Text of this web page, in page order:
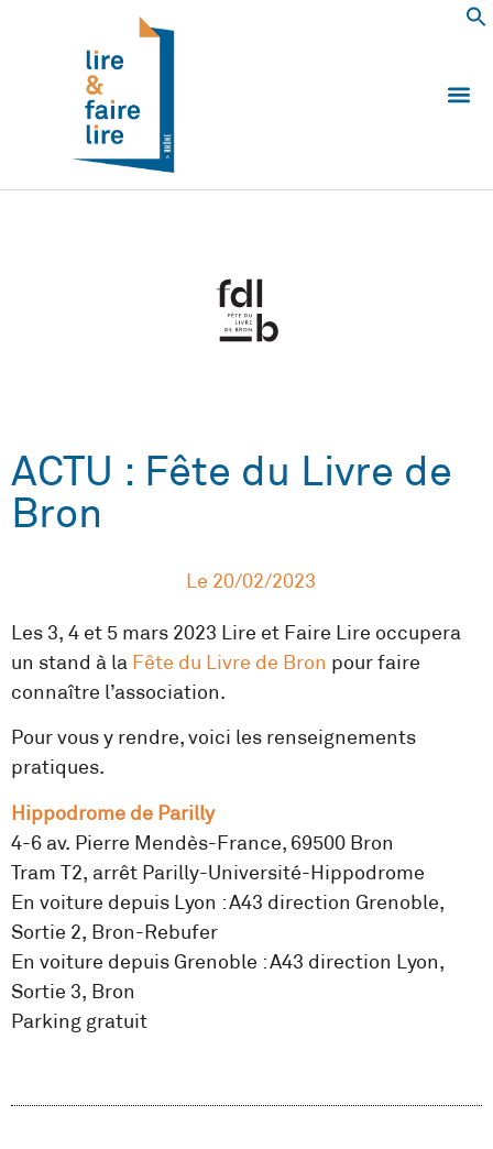
ACTU : Fête du Livre de
Bron
Le 20/02/2023
Les 3, 4 et 5 mars 2023 Lire et Faire Lire occupera
un stand à la Fête du Livre de Bron pour faire
connaître l’association.
Pour vous y rendre, voici les renseignements
pratiques.
Hippodrome de Parilly
4-6 av. Pierre Mendès-France, 69500 Bron
Tram T2, arrêt Parilly-Université-Hippodrome
En voiture depuis Lyon : A43 direction Grenoble,
Sortie 2, Bron-Rebufer
En voiture depuis Grenoble : A43 direction Lyon,
Sortie 3, Bron
Parking gratuit